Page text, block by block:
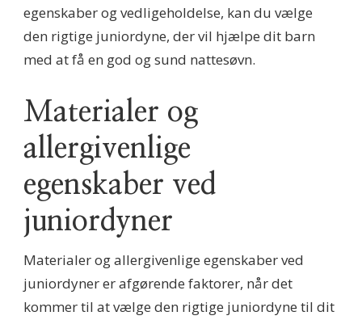
egenskaber og vedligeholdelse, kan du vælge
den rigtige juniordyne, der vil hjælpe dit barn
med at få en god og sund nattesøvn.
Materialer og
allergivenlige
egenskaber ved
juniordyner
Materialer og allergivenlige egenskaber ved
juniordyner er afgørende faktorer, når det
kommer til at vælge den rigtige juniordyne til dit